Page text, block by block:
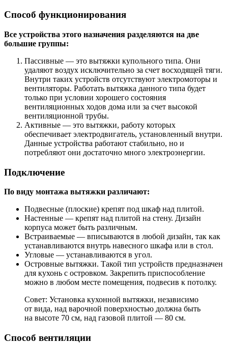
Способ функционирования
Все устройства этого назначения разделяются на две
большие группы:
Пассивные — это вытяжки купольного типа. Они
удаляют воздух исключительно за счет восходящей тяги.
Внутри таких устройств отсутствуют электромоторы и
вентиляторы. Работать вытяжка данного типа будет
только при условии хорошего состояния
вентиляционных ходов дома или за счет высокой
вентиляционной трубы.
Активные — это вытяжки, работу которых
обеспечивает электродвигатель, установленный внутри.
Данные устройства работают стабильно, но и
потребляют они достаточно много электроэнергии.
Подключение
По виду монтажа вытяжки различают:
Подвесные (плоские) крепят под шкаф над плитой.
Настенные — крепят над плитой на стену. Дизайн
корпуса может быть различным.
Встраиваемые — вписываются в любой дизайн, так как
устанавливаются внутрь навесного шкафа или в стол.
Угловые — устанавливаются в угол.
Островные вытяжки. Такой тип устройств предназначен
для кухонь с островком. Закрепить приспособление
можно в любом месте помещения, подвесив к потолку.
Совет: Установка кухонной вытяжки, независимо
от вида, над варочной поверхностью должна быть
на высоте 70 см, над газовой плитой — 80 см.
Способ вентиляции